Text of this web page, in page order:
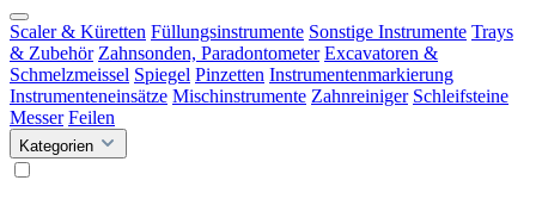
Scaler & Küretten Füllungsinstrumente Sonstige Instrumente Trays
& Zubehör Zahnsonden, Paradontometer Excavatoren &
Schmelzmeissel Spiegel Pinzetten Instrumentenmarkierung
Instrumenteneinsätze Mischinstrumente Zahnreiniger Schleifsteine
Messer Feilen
Kategorien